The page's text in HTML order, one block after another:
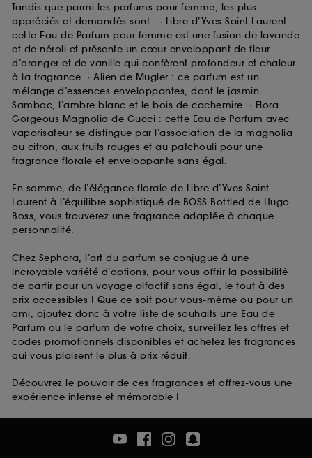
Tandis que parmi les parfums pour femme, les plus
appréciés et demandés sont : · Libre d’Yves Saint Laurent :
cette Eau de Parfum pour femme est une fusion de lavande
et de néroli et présente un cœur enveloppant de fleur
d’oranger et de vanille qui confèrent profondeur et chaleur
à la fragrance. · Alien de Mugler : ce parfum est un
mélange d’essences enveloppantes, dont le jasmin
Sambac, l’ambre blanc et le bois de cachemire. · Flora
Gorgeous Magnolia de Gucci : cette Eau de Parfum avec
vaporisateur se distingue par l’association de la magnolia
au citron, aux fruits rouges et au patchouli pour une
fragrance florale et enveloppante sans égal.
En somme, de l’élégance florale de Libre d’Yves Saint
Laurent à l’équilibre sophistiqué de BOSS Bottled de Hugo
Boss, vous trouverez une fragrance adaptée à chaque
personnalité.
Chez Sephora, l’art du parfum se conjugue à une
incroyable variété d’options, pour vous offrir la possibilité
de partir pour un voyage olfactif sans égal, le tout à des
prix accessibles ! Que ce soit pour vous-même ou pour un
ami, ajoutez donc à votre liste de souhaits une Eau de
Parfum ou le parfum de votre choix, surveillez les offres et
codes promotionnels disponibles et achetez les fragrances
qui vous plaisent le plus à prix réduit.
Découvrez le pouvoir de ces fragrances et offrez-vous une
expérience intense et mémorable !